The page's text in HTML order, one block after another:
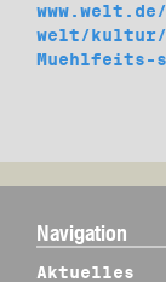
welt/kultur/
Muehlfeits-
Navigation
Aktuelles